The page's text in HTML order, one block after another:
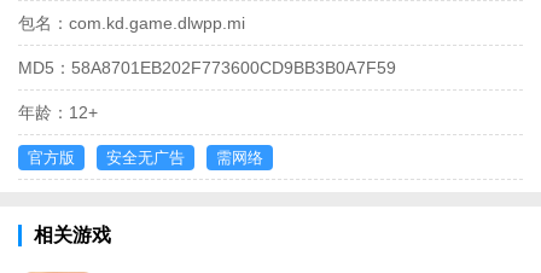
包名： com.kd.game.dlwpp.mi
MD5： 58A8701EB202F773600CD9BB3B0A7F59
年龄： 12+
官方版 安全无广告 需网络
相关游戏